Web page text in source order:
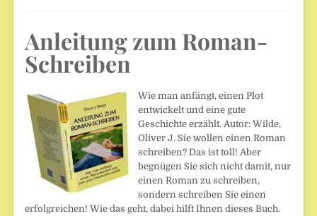
Anleitung zum Roman-
Schreiben
Wie man anfängt, einen Plot
entwickelt und eine gute
Geschichte erzählt. Autor: Wilde,
Oliver J. Sie wollen einen Roman
schreiben? Das ist toll! Aber
begnügen Sie sich nicht damit, nur
einen Roman zu schreiben,
sondern schreiben Sie einen
erfolgreichen! Wie das geht, dabei hilft Ihnen dieses Buch.